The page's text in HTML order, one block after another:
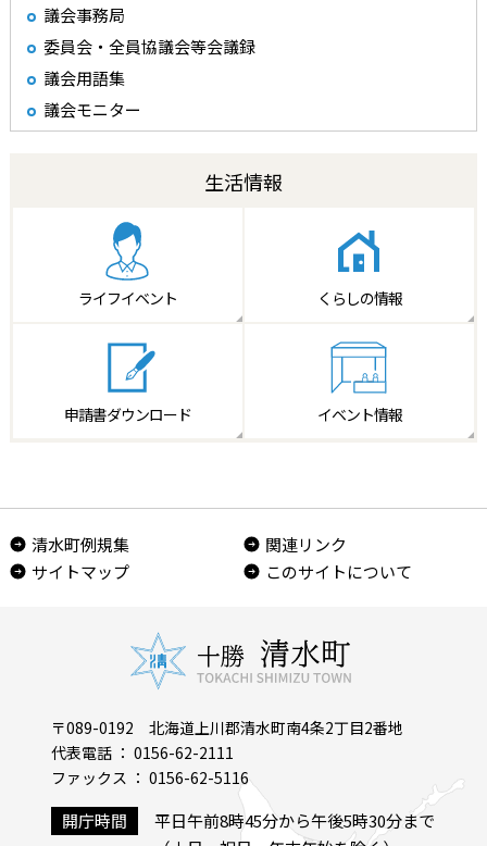
議会事務局
委員会・全員協議会等会議録
議会用語集
議会モニター
生活情報
ライフイベント くらしの情報
申請書ダウンロード イベント情報
清水町例規集
関連リンク
サイトマップ
このサイトについて
〒089-0192 北海道上川郡清水町南4条2丁目2番地
代表電話 ： 0156-62-2111
ファックス ： 0156-62-5116
開庁時間
平日午前8時45分から午後5時30分まで